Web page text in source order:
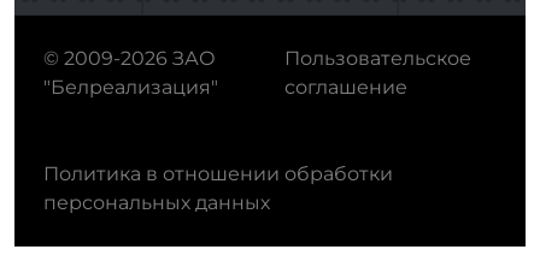
© 2009-2026 ЗАО
"Белреализация"
Пользовательское
соглашение
Политика в отношении обработки
персональных данных